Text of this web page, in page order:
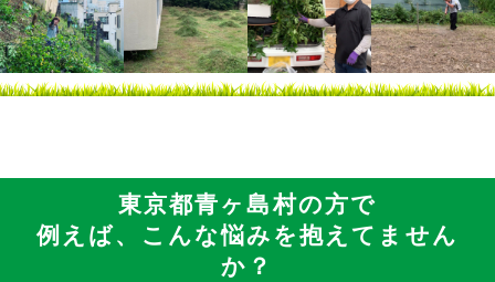
東京都青ヶ島村の方で
例えば、こんな悩みを抱えてません
か？